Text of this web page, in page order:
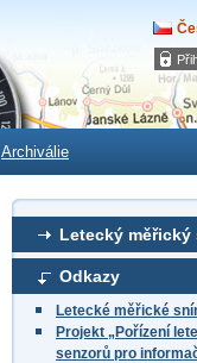
Archiválie
Letecký měřický
Odkazy
Letecké měřické
Projekt „Pořízení
senzorů pro